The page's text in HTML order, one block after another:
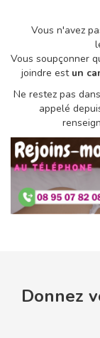
Vous n'avez
Vous soupçonner
joindre est un
Ne restez pas
appelé
Donnez